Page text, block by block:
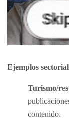
Ejemplos
Turismo/
contenido.